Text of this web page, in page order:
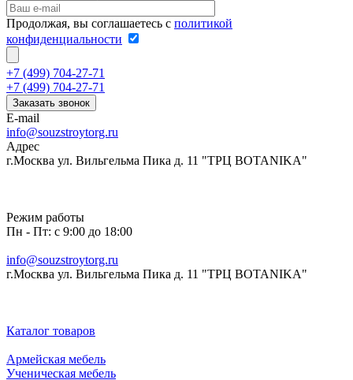
Продолжая, вы соглашаетесь с политикой
конфиденциальности
+7 (499) 704-27-71
+7 (499) 704-27-71
Заказать звонок
E-mail
info@souzstroytorg.ru
Адрес
г.Москва ул. Вильгельма Пика д. 11 "ТРЦ BOTANIKA"
Режим работы
Пн - Пт: с 9:00 до 18:00
info@souzstroytorg.ru
г.Москва ул. Вильгельма Пика д. 11 "ТРЦ BOTANIKA"
Каталог товаров
Армейская мебель
Ученическая мебель